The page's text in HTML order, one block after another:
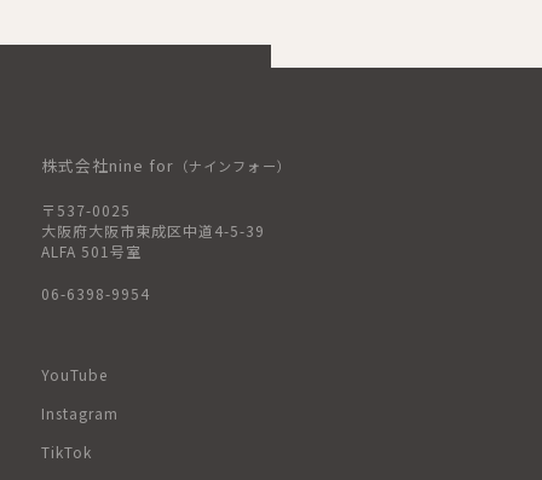
株式会社nine for （ナインフォー）
〒537-0025
大阪府大阪市東成区中道4-5-39
ALFA 501号室
06-6398-9954
YouTube
Instagram
TikTok